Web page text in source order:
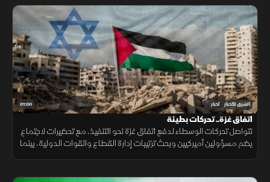
01:00 الشرق للأخبار أخبار
اتفاق غزة.. تحركات بطيئة
تتواصل تحركات الوسطاء لدفع اتفاق غزة نحو التنفيذ، مع تحضيرات لاجتماع
يضم مسؤولين أميركيين وبحث ترتيبات إدارة القطاع والقوات الدولية، بينما